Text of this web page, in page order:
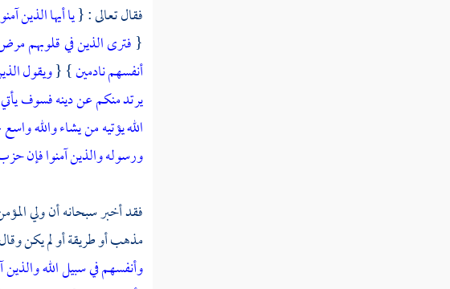
فقال تعالى : {يا أيها الذين
{فترى الذين في قلوبهم
أنفسهم نادمين} {ويقول
يرتد منكم عن دينه فسوف يأتي
الله يؤتيه من يشاء والله
ورسوله والذين آمنوا فإن
فقد أخبر سبحانه أن ولي
مذهب أو طريقة أو لم يكن
وأنفسهم في سبيل الله